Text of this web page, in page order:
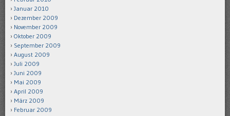
Januar 2010
Dezember 2009
November 2009
Oktober 2009
September 2009
August 2009
Juli 2009
Juni 2009
Mai 2009
April 2009
März 2009
Februar 2009